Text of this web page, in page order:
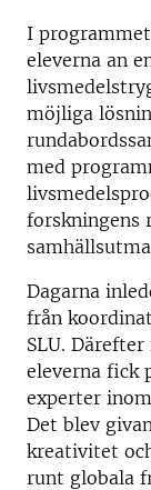
I
eleverna an
möjliga
med
forskningens
Dagarna
från
SLU.
eleverna fick
experter
Det blev
kreativitet
runt globala